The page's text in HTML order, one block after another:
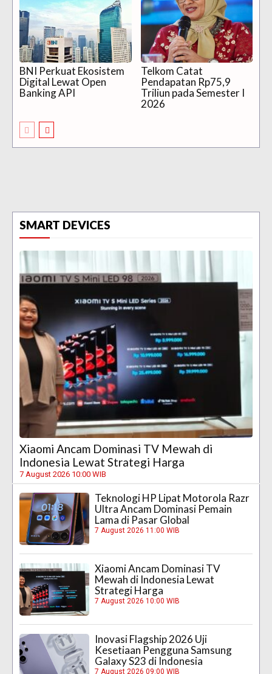
BNI Perkuat Ekosistem
Digital Lewat Open
Banking API
Telkom Catat
Pendapatan Rp75,9
Triliun pada Semester I
2026
SMART DEVICES
Xiaomi Ancam Dominasi TV Mewah di
Indonesia Lewat Strategi Harga
7 August 2026 10:00 WIB
Teknologi HP Lipat Motorola Razr
Ultra Ancam Dominasi Pemain
Lama di Pasar Global
7 August 2026 11:00 WIB
Xiaomi Ancam Dominasi TV
Mewah di Indonesia Lewat
Strategi Harga
7 August 2026 10:00 WIB
Inovasi Flagship 2026 Uji
Kesetiaan Pengguna Samsung
Galaxy S23 di Indonesia
7 August 2026 09:00 WIB